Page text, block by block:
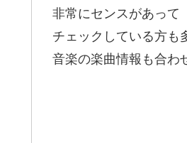
非常にセンスがあって
チェックしている方も
音楽の楽曲情報も合わ